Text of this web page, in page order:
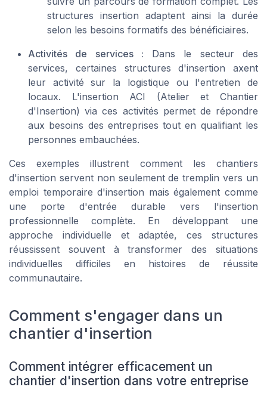
structures insertion adaptent ainsi la durée
selon les besoins formatifs des bénéficiaires.
Activités de services : Dans le secteur des
services, certaines structures d'insertion axent
leur activité sur la logistique ou l'entretien de
locaux. L'insertion ACI (Atelier et Chantier
d'Insertion) via ces activités permet de répondre
aux besoins des entreprises tout en qualifiant les
personnes embauchées.
Ces exemples illustrent comment les chantiers
d'insertion servent non seulement de tremplin vers un
emploi temporaire d'insertion mais également comme
une porte d'entrée durable vers l'insertion
professionnelle complète. En développant une
approche individuelle et adaptée, ces structures
réussissent souvent à transformer des situations
individuelles difficiles en histoires de réussite
communautaire.
Comment s'engager dans un
chantier d'insertion
Comment intégrer efficacement un
chantier d'insertion dans votre entreprise